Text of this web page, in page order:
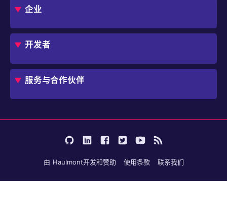
扩展组件市场
DevOps 云
业务流程自动化
价格
企业
角色
IT 负责人
独立软件开发商
企业架构师
用户案例
用例
应用程序现代化
避免 SaaS/低代码 供应商费用和限制
内部工作流自动化
开发者
概述
选择 Jmix
开始使用
学习
服务与合作伙伴
培训
由 Haulmont开发和赞助 使用条款 联系我们